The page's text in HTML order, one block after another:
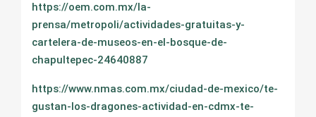
https://oem.com.mx/la-
prensa/metropoli/actividades-gratuitas-y-
cartelera-de-museos-en-el-bosque-de-
chapultepec-24640887
https://www.nmas.com.mx/ciudad-de-mexico/te-
gustan-los-dragones-actividad-en-cdmx-te-